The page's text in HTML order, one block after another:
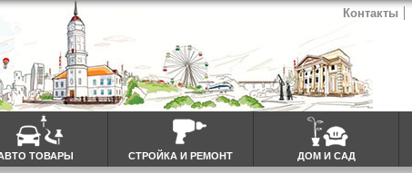
ТОВАРЫ СТРОЙКА И РЕМОНТ ДОМ И САД
Контакты